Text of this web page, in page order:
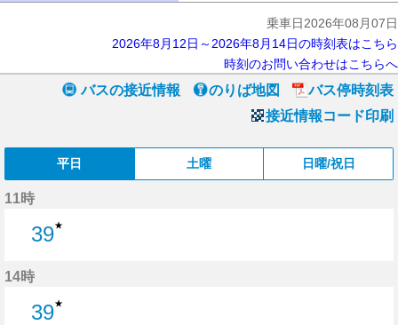
乗車日2026年08月07日
2026年8月12日～2026年8月14日の時刻表はこちら
時刻のお問い合わせはこちらへ
バスの接近情報 のりば地図
バス停時刻表
接近情報コード印刷
平日 土曜 日曜/祝日
11時
39★
14時
39★